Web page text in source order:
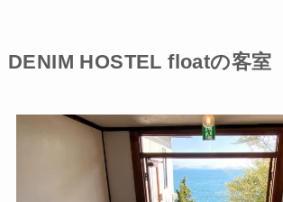
DENIM HOSTEL floatの客室